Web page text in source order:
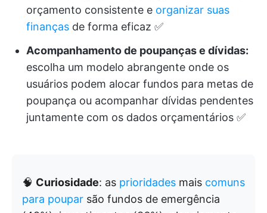
orçamento consistente e organizar suas
finanças de forma eficaz ✅
Acompanhamento de poupanças e dívidas:
escolha um modelo abrangente onde os
usuários podem alocar fundos para metas de
poupança ou acompanhar dívidas pendentes
juntamente com os dados orçamentários ✅
🧠 Curiosidade: as prioridades mais comuns
para poupar são fundos de emergência